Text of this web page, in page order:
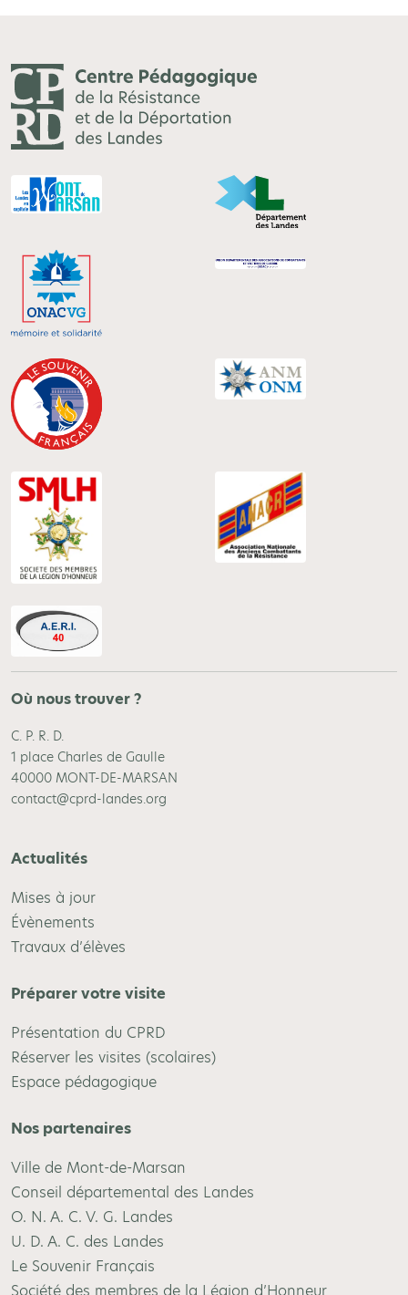
Où nous trouver ?
C. P. R. D.
1 place Charles de Gaulle
40000 MONT-DE-MARSAN
contact@cprd-landes.org
Actualités
Mises à jour
Évènements
Travaux d’élèves
Préparer votre visite
Présentation du CPRD
Réserver les visites (scolaires)
Espace pédagogique
Nos partenaires
Ville de Mont-de-Marsan
Conseil départemental des Landes
O. N. A. C. V. G. Landes
U. D. A. C. des Landes
Le Souvenir Français